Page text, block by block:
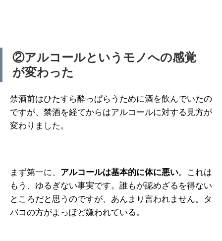
②アルコールというモノへの感覚
が変わった
禁酒前はひたすら酔っぱらうために酒を飲んでいたの
ですが、禁酒を経てからはアルコールに対する見方が
変わりました。
まず第一に、 アルコールは基本的に体に悪い。これは
もう、ゆるぎない事実です。誰もが認めざるを得ない
ところだと思うのですが、あんまり言われません。タ
バコの方がよっぽど嫌われている。